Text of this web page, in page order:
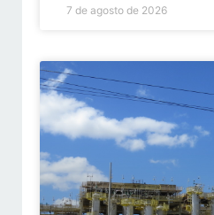
7 de agosto de 2026